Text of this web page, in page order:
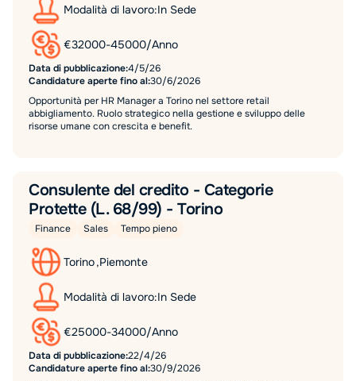
Modalità di lavoro:In Sede
€32000-45000/Anno
Data di pubblicazione:4/5/26
Candidature aperte fino al:30/6/2026
Opportunità per HR Manager a Torino nel settore retail
abbigliamento. Ruolo strategico nella gestione e sviluppo delle
risorse umane con crescita e benefit.
Consulente del credito - Categorie
Protette (L. 68/99) - Torino
Finance Sales Tempo pieno
Torino,Piemonte
Modalità di lavoro:In Sede
€25000-34000/Anno
Data di pubblicazione:22/4/26
Candidature aperte fino al:30/9/2026